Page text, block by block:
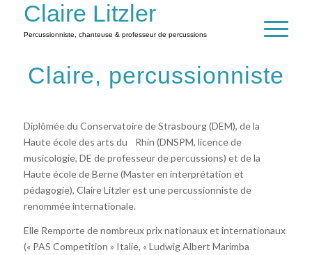
Claire Litzler
Percussionniste, chanteuse & professeur de percussions
Claire, percussionniste
Diplômée du Conservatoire de Strasbourg (DEM), de la
Haute école des arts du Rhin (DNSPM, licence de
musicologie, DE de professeur de percussions) et de la
Haute école de Berne (Master en interprétation et
pédagogie), Claire Litzler est une percussionniste de
renommée internationale.
Elle Remporte de nombreux prix nationaux et internationaux
(« PAS Competition » Italie, « Ludwig Albert Marimba